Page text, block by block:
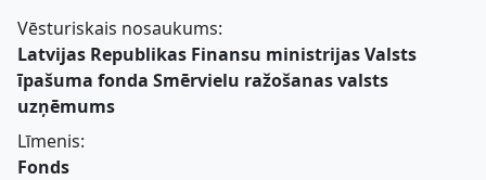
Vēsturiskais nosaukums:
Latvijas Republikas Finansu ministrijas Valsts
īpašuma fonda Smērvielu ražošanas valsts
uzņēmums
Līmenis:
Fonds